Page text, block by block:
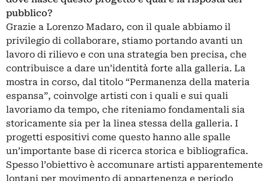
pubblico?
Grazie a Lorenzo Madaro, con il quale abbiamo il
privilegio di collaborare, stiamo portando avanti un
lavoro di rilievo e con una strategia ben precisa, che
contribuisce a dare un’identità forte alla galleria. La
mostra in corso, dal titolo “Permanenza della materia
espansa”, coinvolge artisti con i quali e sui quali
lavoriamo da tempo, che riteniamo fondamentali sia
storicamente sia per la linea stessa della galleria. I
progetti espositivi come questo hanno alle spalle
un’importante base di ricerca storica e bibliografica.
Spesso l’obiettivo è accomunare artisti apparentemente
lontani per movimento di appartenenza e periodo